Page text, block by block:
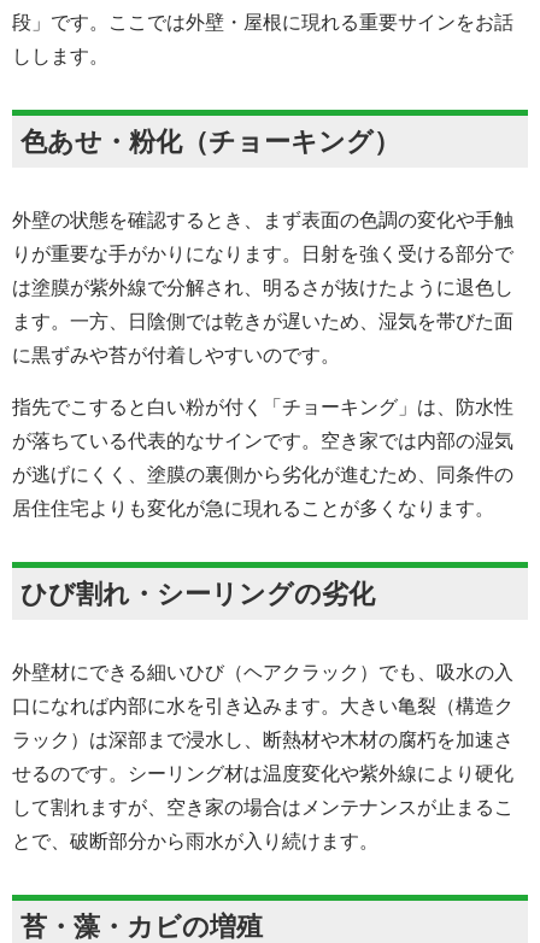
段」です。ここでは外壁・屋根に現れる重要サインをお話
しします。
色あせ・粉化（チョーキング）
外壁の状態を確認するとき、まず表面の色調の変化や手触
りが重要な手がかりになります。日射を強く受ける部分で
は塗膜が紫外線で分解され、明るさが抜けたように退色し
ます。一方、日陰側では乾きが遅いため、湿気を帯びた面
に黒ずみや苔が付着しやすいのです。
指先でこすると白い粉が付く「チョーキング」は、防水性
が落ちている代表的なサインです。空き家では内部の湿気
が逃げにくく、塗膜の裏側から劣化が進むため、同条件の
居住住宅よりも変化が急に現れることが多くなります。
ひび割れ・シーリングの劣化
外壁材にできる細いひび（ヘアクラック）でも、吸水の入
口になれば内部に水を引き込みます。大きい亀裂（構造ク
ラック）は深部まで浸水し、断熱材や木材の腐朽を加速さ
せるのです。シーリング材は温度変化や紫外線により硬化
して割れますが、空き家の場合はメンテナンスが止まるこ
とで、破断部分から雨水が入り続けます。
苔・藻・カビの増殖